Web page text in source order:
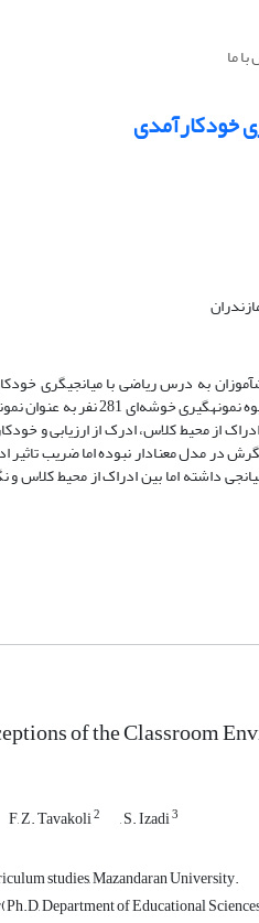
ما
خودکارآمدی
به درس ریاضی با میانجیگری
متوسطه سطح دوم شهرستان نور می‏باشد. روش پژوهش توصیفی از نوع معادلات
از محیط کلاس، ادرک از ارزیابی و
در مدل معنادار نبوده اما ضریب تاثیر
داشته اما بین ادراک از محیط کلاس
of the Classroom
F, Z. Tavakoli2 , S. Izadi3
studies, Mazandaran University.
Department of Educational